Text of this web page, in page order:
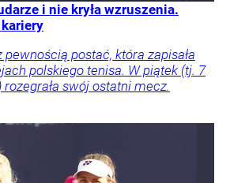
i nie kryła wzruszenia.
postać, która zapisała
polskiego tenisa. W piątek (tj. 7
swój ostatni mecz.